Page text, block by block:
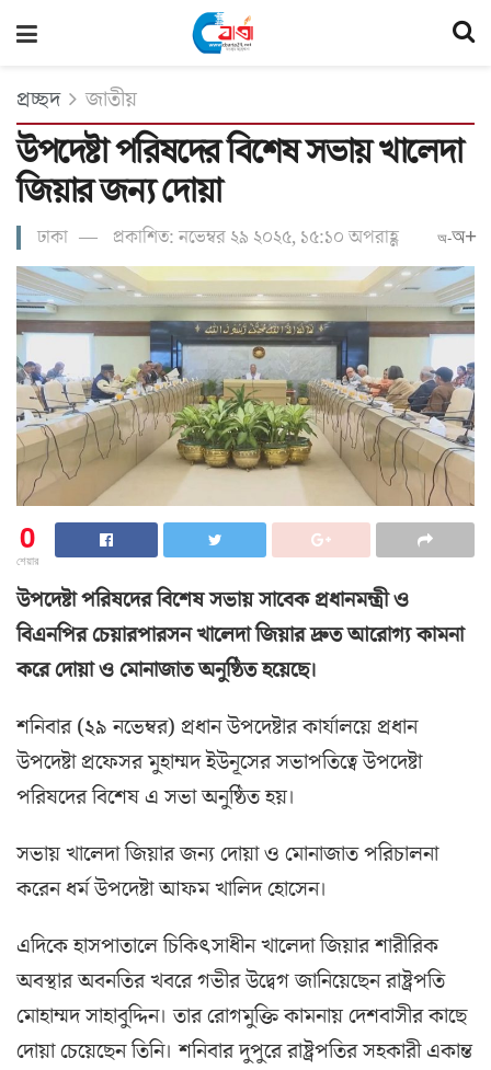
প্রচ্ছদ জাতীয়
উপদেষ্টা পরিষদের বিশেষ সভায় খালেদা
জিয়ার জন্য দোয়া
ঢাকা প্রকাশিত: নভেম্বর ২৯ ২০২৫, ১৫:১০ অপরাহ্ণ অ-অ+
0
শেয়ার
উপদেষ্টা পরিষদের বিশেষ সভায় সাবেক প্রধানমন্ত্রী ও
বিএনপির চেয়ারপারসন খালেদা জিয়ার দ্রুত আরোগ্য কামনা
করে দোয়া ও মোনাজাত অনুষ্ঠিত হয়েছে।
শনিবার (২৯ নভেম্বর) প্রধান উপদেষ্টার কার্যালয়ে প্রধান
উপদেষ্টা প্রফেসর মুহাম্মদ ইউনূসের সভাপতিত্বে উপদেষ্টা
পরিষদের বিশেষ এ সভা অনুষ্ঠিত হয়।
সভায় খালেদা জিয়ার জন্য দোয়া ও মোনাজাত পরিচালনা
করেন ধর্ম উপদেষ্টা আফম খালিদ হোসেন।
এদিকে হাসপাতালে চিকিৎসাধীন খালেদা জিয়ার শারীরিক
অবস্থার অবনতির খবরে গভীর উদ্বেগ জানিয়েছেন রাষ্ট্রপতি
মোহাম্মদ সাহাবুদ্দিন। তার রোগমুক্তি কামনায় দেশবাসীর কাছে
দোয়া চেয়েছেন তিনি। শনিবার দুপুরে রাষ্ট্রপতির সহকারী একান্ত